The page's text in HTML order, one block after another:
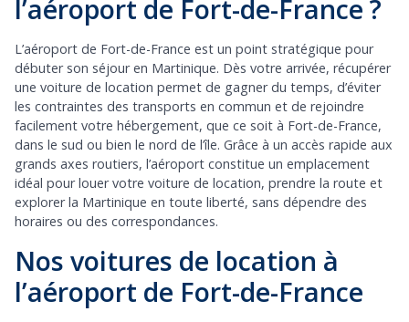
l’aéroport de Fort-de-France ?
L’aéroport de Fort-de-France est un point stratégique pour
débuter son séjour en Martinique. Dès votre arrivée, récupérer
une voiture de location permet de gagner du temps, d’éviter
les contraintes des transports en commun et de rejoindre
facilement votre hébergement, que ce soit à Fort-de-France,
dans le sud ou bien le nord de l’île. Grâce à un accès rapide aux
grands axes routiers, l’aéroport constitue un emplacement
idéal pour louer votre voiture de location, prendre la route et
explorer la Martinique en toute liberté, sans dépendre des
horaires ou des correspondances.
Nos voitures de location à
l’aéroport de Fort-de-France